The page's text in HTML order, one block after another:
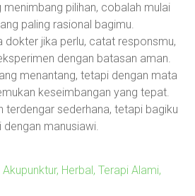
pilihan, cobalah mulai
paling rasional bagimu.
dokter jika perlu, catat responsmu,
dengan batasan aman.
menantang, tetapi dengan mata
keseimbangan yang tepat.
terdengar sederhana, tetapi bagiku
manusiawi.
Herbal, Terapi Alami,